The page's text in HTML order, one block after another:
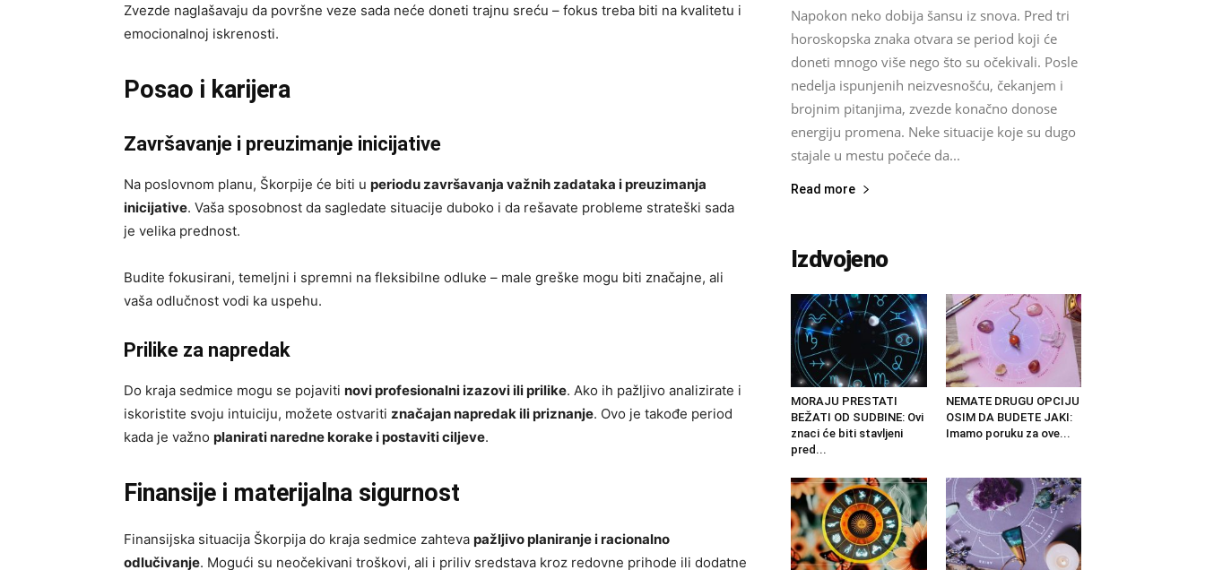
Zvezde naglašavaju da površne veze sada neće doneti trajnu sreću – fokus treba biti na kvalitetu i
emocionalnoj iskrenosti.
Posao i karijera
Završavanje i preuzimanje inicijative
Na poslovnom planu, Škorpije će biti u periodu završavanja važnih zadataka i preuzimanja
inicijative. Vaša sposobnost da sagledate situacije duboko i da rešavate probleme strateški sada
je velika prednost.
Budite fokusirani, temeljni i spremni na fleksibilne odluke – male greške mogu biti značajne, ali
vaša odlučnost vodi ka uspehu.
Prilike za napredak
Do kraja sedmice mogu se pojaviti novi profesionalni izazovi ili prilike. Ako ih pažljivo analizirate i
iskoristite svoju intuiciju, možete ostvariti značajan napredak ili priznanje. Ovo je takođe period
kada je važno planirati naredne korake i postaviti ciljeve.
Finansije i materijalna sigurnost
Finansijska situacija Škorpija do kraja sedmice zahteva pažljivo planiranje i racionalno
odlučivanje. Mogući su neočekivani troškovi, ali i priliv sredstava kroz redovne prihode ili dodatne
Napokon neko dobija šansu iz snova. Pred tri
horoskopska znaka otvara se period koji će
doneti mnogo više nego što su očekivali. Posle
nedelja ispunjenih neizvesnošću, čekanjem i
brojnim pitanjima, zvezde konačno donose
energiju promena. Neke situacije koje su dugo
stajale u mestu počeće da...
Read more
Izdvojeno
MORAJU PRESTATI
BEŽATI OD SUDBINE: Ovi
znaci će biti stavljeni
pred...
NEMATE DRUGU OPCIJU
OSIM DA BUDETE JAKI:
Imamo poruku za ove...